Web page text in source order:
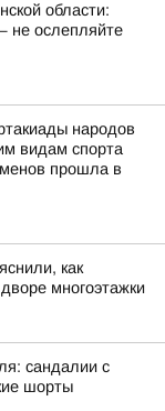
области:
не ослепляйте
народов
видам спорта
прошла в
как
многоэтажки
сандалии с
шорты